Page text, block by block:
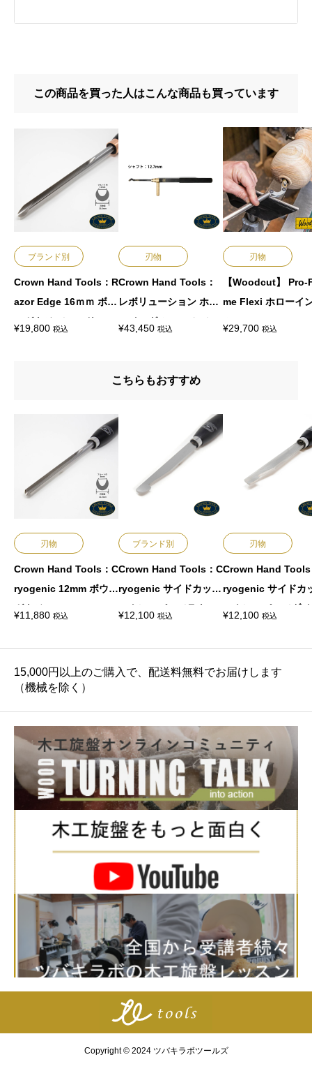
この商品を買った人はこんな商品も買っています
ブランド別
Crown Hand Tools：R
azor Edge 16ｍｍ ボウ
ルガウジ （ハンドル35
¥19,800 税込
刃物
Crown Hand Tools：
レボリューション ホロ
ーイング システム（12.
¥43,450 税込
刃物
【Woodcut】 Pro-
me Flexi ホローイ
¥29,700 税込
こちらもおすすめ
刃物
Crown Hand Tools：C
ryogenic 12mm ボウル
ガウジ
¥11,880 税込
ブランド別
Crown Hand Tools：C
ryogenic サイドカット
スクレーパー（ラウン
¥12,100 税込
刃物
Crown Hand Tools
ryogenic サイドカ
スクレーパー（ダ
¥12,100 税込
15,000円以上のご購入で、配送料無料でお届けします
（機械を除く）
Copyright © 2024 ツバキラボツールズ